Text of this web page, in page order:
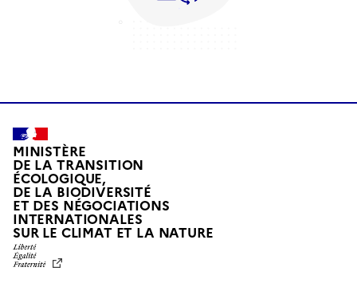
MINISTÈRE
DE LA TRANSITION
ÉCOLOGIQUE,
DE LA BIODIVERSITÉ
ET DES NÉGOCIATIONS
INTERNATIONALES
SUR LE CLIMAT ET LA NATUREL